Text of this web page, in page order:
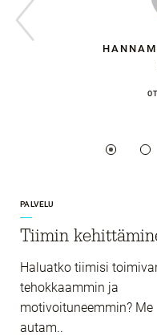
PALVELU
Tiimin
Haluatko tiimisi
tehokkaammin ja
motivoituneemmin? Me
autam..